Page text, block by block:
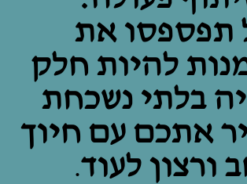
תפספסו את
להיות חלק
בלתי נשכחת
אתכם עם חיוך
ורצון לעוד.